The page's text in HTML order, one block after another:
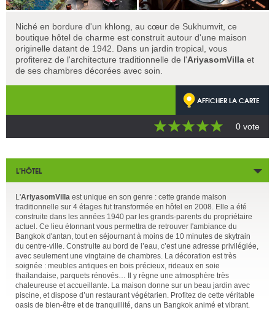
Niché en bordure d'un khlong, au cœur de Sukhumvit, ce
boutique hôtel de charme est construit autour d'une maison
originelle datant de 1942. Dans un jardin tropical, vous
profiterez de l'architecture traditionnelle de l'AriyasomVilla et
de ses chambres décorées avec soin.
AFFICHER LA CARTE
0 vote
L’HÔTEL
L'AriyasomVilla est unique en son genre : cette grande maison
traditionnelle sur 4 étages fut transformée en hôtel en 2008. Elle a été
construite dans les années 1940 par les grands-parents du propriétaire
actuel. Ce lieu étonnant vous permettra de retrouver l'ambiance du
Bangkok d'antan, tout en séjournant à moins de 10 minutes de skytrain
du centre-ville. Construite au bord de l’eau, c’est une adresse privilégiée,
avec seulement une vingtaine de chambres. La décoration est très
soignée : meubles antiques en bois précieux, rideaux en soie
thaïlandaise, parquets rénovés… Il y règne une atmosphère très
chaleureuse et accueillante. La maison donne sur un beau jardin avec
piscine, et dispose d’un restaurant végétarien. Profitez de cette véritable
oasis de bien-être et de tranquillité, dans un Bangkok animé et vibrant.